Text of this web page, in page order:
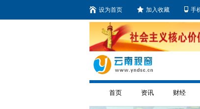
设为首页 加入收藏 手
首页 资讯 财经